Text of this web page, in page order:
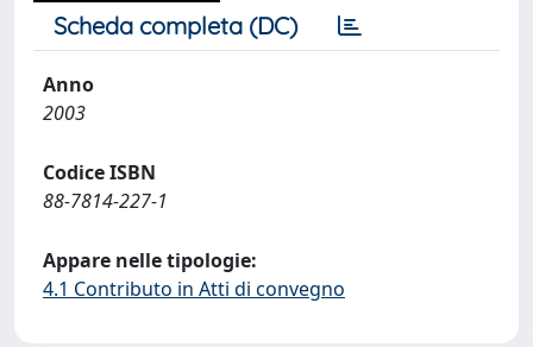
Scheda completa (DC)
Anno
2003
Codice ISBN
88-7814-227-1
Appare nelle tipologie:
4.1 Contributo in Atti di convegno